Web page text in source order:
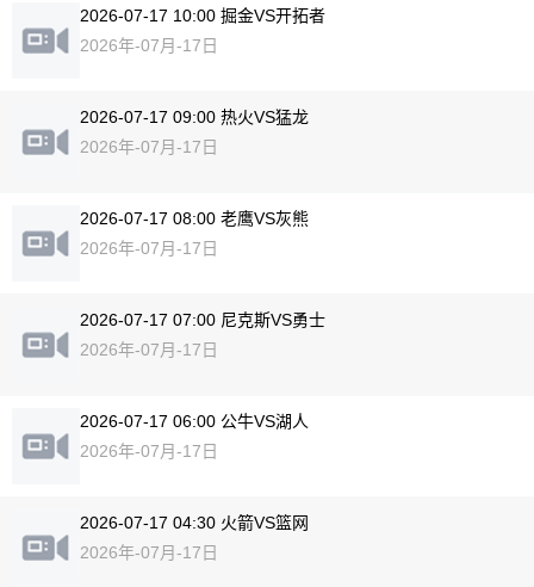
2026-07-17 10:00 掘金VS开拓者
2026年-07月-17日
2026-07-17 09:00 热火VS猛龙
2026年-07月-17日
2026-07-17 08:00 老鹰VS灰熊
2026年-07月-17日
2026-07-17 07:00 尼克斯VS勇士
2026年-07月-17日
2026-07-17 06:00 公牛VS湖人
2026年-07月-17日
2026-07-17 04:30 火箭VS篮网
2026年-07月-17日